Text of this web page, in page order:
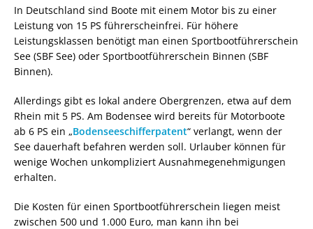
In Deutschland sind Boote mit einem Motor bis zu einer
Leistung von 15 PS führerscheinfrei. Für höhere
Leistungsklassen benötigt man einen Sportbootführerschein
See (SBF See) oder Sportbootführerschein Binnen (SBF
Binnen).
Allerdings gibt es lokal andere Obergrenzen, etwa auf dem
Rhein mit 5 PS. Am Bodensee wird bereits für Motorboote
ab 6 PS ein „Bodenseeschifferpatent“ verlangt, wenn der
See dauerhaft befahren werden soll. Urlauber können für
wenige Wochen unkompliziert Ausnahmegenehmigungen
erhalten.
Die Kosten für einen Sportbootführerschein liegen meist
zwischen 500 und 1.000 Euro, man kann ihn bei